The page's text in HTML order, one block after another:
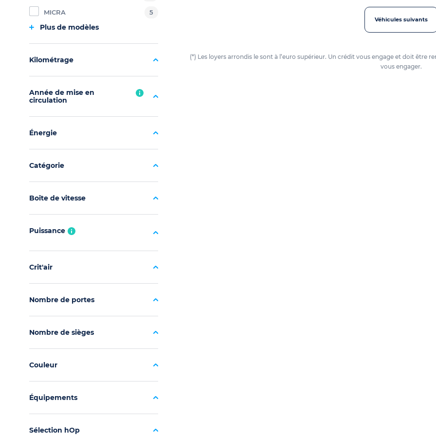
MICRA 5
Plus de modèles
Kilométrage
Année de mise en
circulation
Énergie
Catégorie
Boîte de vitesse
Puissance
Crit'air
Nombre de portes
Nombre de sièges
Couleur
Équipements
Sélection hOp
Véhicules suivants
(*) Les loyers arrondis le sont à l’euro supérieur. Un crédit vous engage et doit être
vous engager.